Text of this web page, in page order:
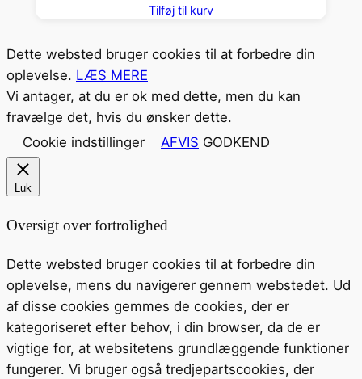
Tilføj til kurv
Dette websted bruger cookies til at forbedre din
oplevelse. LÆS MERE
Vi antager, at du er ok med dette, men du kan
fravælge det, hvis du ønsker dette.
Cookie indstillinger
AFVIS GODKEND
Luk
Oversigt over fortrolighed
Dette websted bruger cookies til at forbedre din
oplevelse, mens du navigerer gennem webstedet. Ud
af disse cookies gemmes de cookies, der er
kategoriseret efter behov, i din browser, da de er
vigtige for, at websitetens grundlæggende funktioner
fungerer. Vi bruger også tredjepartscookies, der